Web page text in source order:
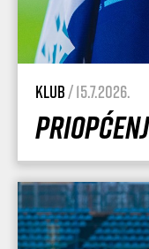
Klub/ 15.7.2026.